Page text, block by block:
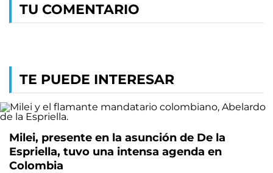
TU COMENTARIO
TE PUEDE INTERESAR
Milei, presente en la asunción de De la
Espriella, tuvo una intensa agenda en
Colombia